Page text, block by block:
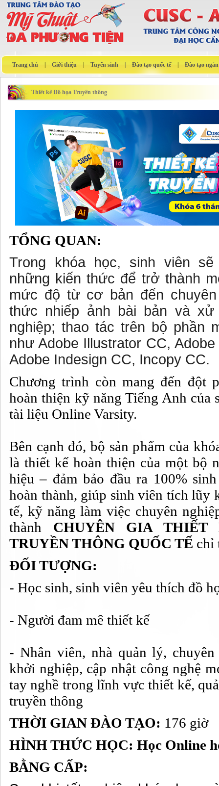
Trang chủ Giới thiệu Tuyển sinh Đào tạo quốc tế Đào tạo
Thiết kế Đồ họa Truyền thông
TỔNG QUAN:
Trong khóa học, sinh viên
những kiến thức để trở thành
mức độ từ cơ bản đến
thức nhiếp ảnh bài bản và xử
nghiệp; thao tác trên bộ phần
như Adobe Illustrator CC,
Adobe Indesign CC, Incopy CC.
Chương trình còn mang đến đột
hoàn thiện kỹ năng Tiếng Anh của
tài liệu Online Varsity.
Bên cạnh đó, bộ sản phẩm của
là thiết kế hoàn thiện của một bộ
hiệu – đảm bảo đầu ra 100%
hoàn thành, giúp sinh viên tích lũy
tế, kỹ năng làm việc chuyên
thành CHUYÊN GIA
TRUYỀN THÔNG QUỐC TẾ chỉ
ĐỐI TƯỢNG:
- Học sinh, sinh viên yêu thích đồ
- Người đam mê thiết kế
- Nhân viên, nhà quản lý,
khởi nghiệp, cập nhật công nghệ
tay nghề trong lĩnh vực thiết kế,
truyền thông
THỜI GIAN ĐÀO TẠO: 176 giờ
HÌNH THỨC HỌC: Học Online
BẰNG CẤP: